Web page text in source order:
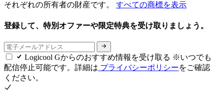
それぞれの所有者の財産です。 すべての商標を表示
登録して、特別オファーや限定特典を受け取りましょう。
Logicool Gからのおすすめ情報を受け取る ※いつでも
配信停止可能です。詳細は プライバシーポリシーをご確認
ください。